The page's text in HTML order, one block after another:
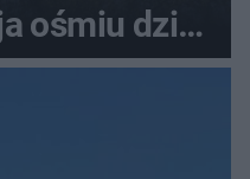
ośmiu dzieł